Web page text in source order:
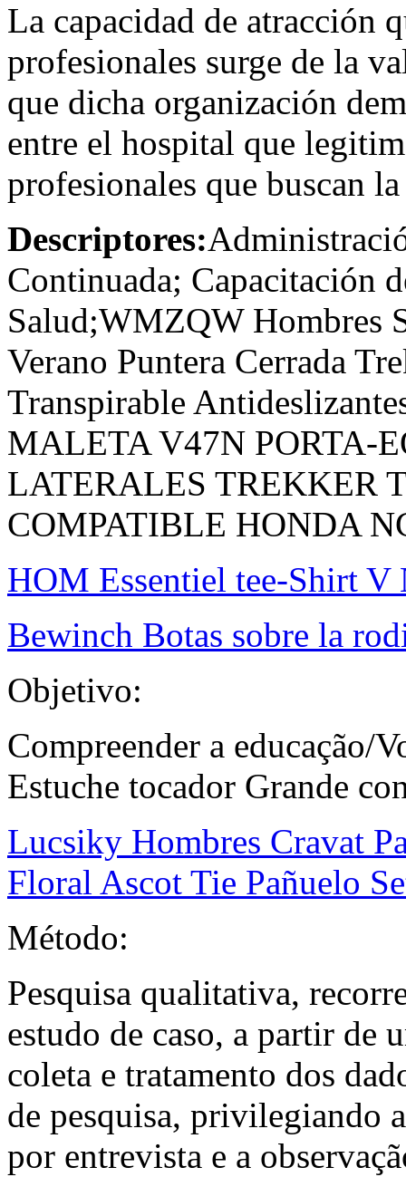
La capacidad de atracción
profesionales surge de la
que dicha organización
entre el hospital que
profesionales que buscan
Descriptores:
Continuada; Capacitación
Salud;WMZQW Hombres
Verano Puntera Cerrada
Transpirable
MALETA V47N PORTA-
LATERALES TREKKER
COMPATIBLE HONDA
HOM Essentiel tee-Shirt V
Bewinch Botas sobre la
Objetivo:
Compreender a educação/
Estuche tocador Grande
Lucsiky Hombres Cravat
Floral Ascot Tie Pañuelo
Método:
Pesquisa qualitativa,
estudo de caso, a partir de
coleta e tratamento dos
de pesquisa, privilegiando
por entrevista e a